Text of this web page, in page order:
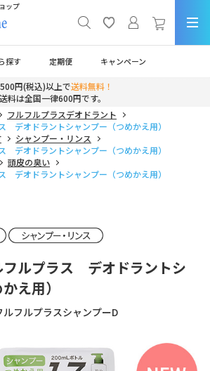
ップ
探す 定期便 キャンペーン
円(税込)以上で送料無料！
送料は全国一律600円です。
フルフルプラスデオドラント
デオドラントシャンプー（つめかえ用）
シャンプー・リンス
デオドラントシャンプー（つめかえ用）
頭皮の臭い
デオドラントシャンプー（つめかえ用）
フルプラス デオドラントシ
え用）
ルフルプラスシャンプーD